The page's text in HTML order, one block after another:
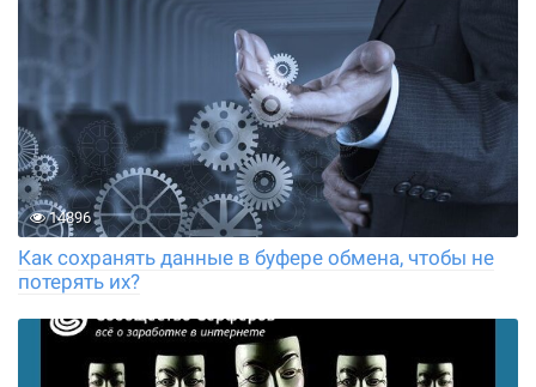
14896
Как сохранять данные в буфере обмена, чтобы не
потерять их?